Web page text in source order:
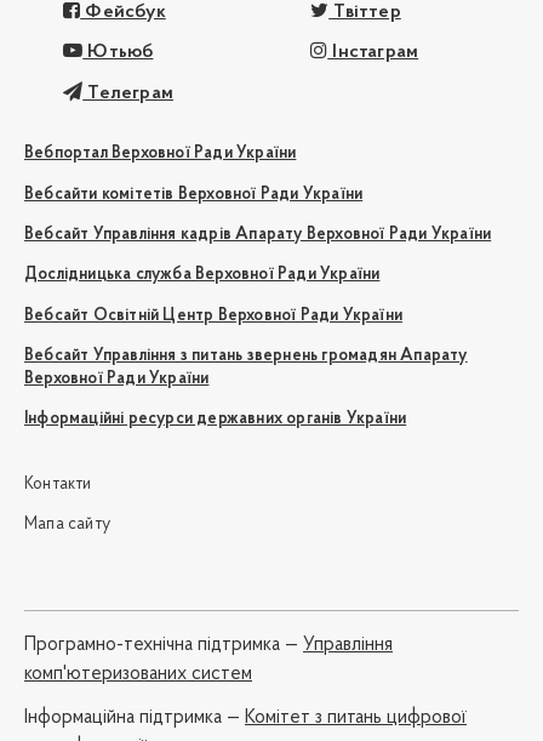
Фейсбук Твіттер
Ютьюб Інстаграм
Телеграм
Вебпортал Верховної Ради України
Вебсайти комітетів Верховної Ради України
Вебсайт Управління кадрів Апарату Верховної Ради України
Дослідницька служба Верховної Ради України
Вебсайт Освітній Центр Верховної Ради України
Вебсайт Управління з питань звернень громадян Апарату
Верховної Ради України
Інформаційні ресурси державних органів України
Контакти
Мапа сайту
Програмно-технічна підтримка — Управління
комп'ютеризованих систем
Iнформаційна підтримка — Комітет з питань цифрової